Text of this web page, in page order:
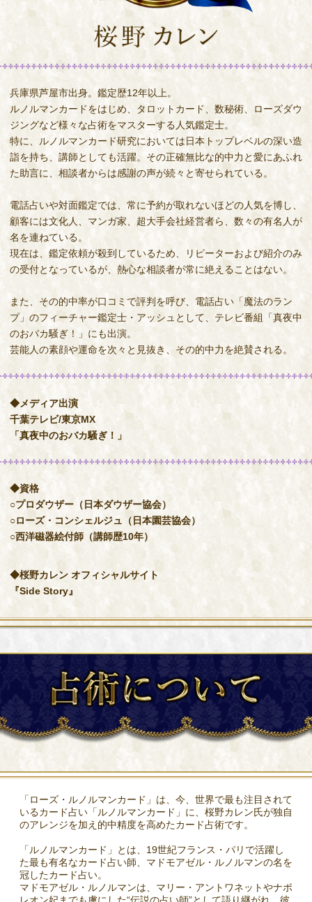
兵庫県芦屋市出身。鑑定歴12年以上。
ルノルマンカードをはじめ、タロットカード、数秘術、ローズダウ
ジングなど様々な占術をマスターする人気鑑定士。
特に、ルノルマンカード研究においては日本トップレベルの深い造
詣を持ち、講師としても活躍。その正確無比な的中力と愛にあふれ
た助言に、相談者からは感謝の声が続々と寄せられている。
電話占いや対面鑑定では、常に予約が取れないほどの人気を博し、
顧客には文化人、マンガ家、超大手会社経営者ら、数々の有名人が
名を連ねている。
現在は、鑑定依頼が殺到しているため、リピーターおよび紹介のみ
の受付となっているが、熱心な相談者が常に絶えることはない。
また、その的中率が口コミで評判を呼び、電話占い「魔法のラン
プ」のフィーチャー鑑定士・アッシュとして、テレビ番組「真夜中
のおバカ騒ぎ！」にも出演。
芸能人の素顔や運命を次々と見抜き、その的中力を絶賛される。
◆メディア出演
千葉テレビ/東京MX
「真夜中のおバカ騒ぎ！」
◆資格
○プロダウザー（日本ダウザー協会）
○ローズ・コンシェルジュ（日本園芸協会）
○西洋磁器絵付師（講師歴10年）
◆桜野カレン オフィシャルサイト
『Side Story』
「ローズ・ルノルマンカード」は、今、世界で最も注目されて
いるカード占い「ルノルマンカード」に、桜野カレン氏が独自
のアレンジを加え的中精度を高めたカード占術です。
「ルノルマンカード」とは、19世紀フランス・パリで活躍し
た最も有名なカード占い師、マドモアゼル・ルノルマンの名を
冠したカード占い。
マドモアゼル・ルノルマンは、マリー・アントワネットやナポ